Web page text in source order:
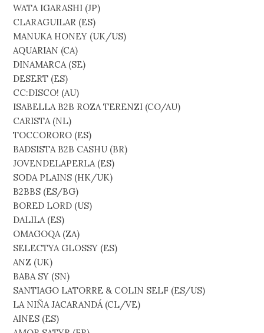
WATA IGARASHI (JP)
CLARAGUILAR (ES)
MANUKA HONEY (UK/US)
AQUARIAN (CA)
DINAMARCA (SE)
DESERT (ES)
CC:DISCO! (AU)
ISABELLA B2B ROZA TERENZI (CO/AU)
CARISTA (NL)
TOCCORORO (ES)
BADSISTA B2B CASHU (BR)
JOVENDELAPERLA (ES)
SODA PLAINS (HK/UK)
B2BBS (ES/BG)
BORED LORD (US)
DALILA (ES)
OMAGOQA (ZA)
SELECTYA GLOSSY (ES)
ANZ (UK)
BABA SY (SN)
SANTIAGO LATORRE & COLIN SELF (ES/US)
LA NIÑA JACARANDÁ (CL/VE)
AINES (ES)